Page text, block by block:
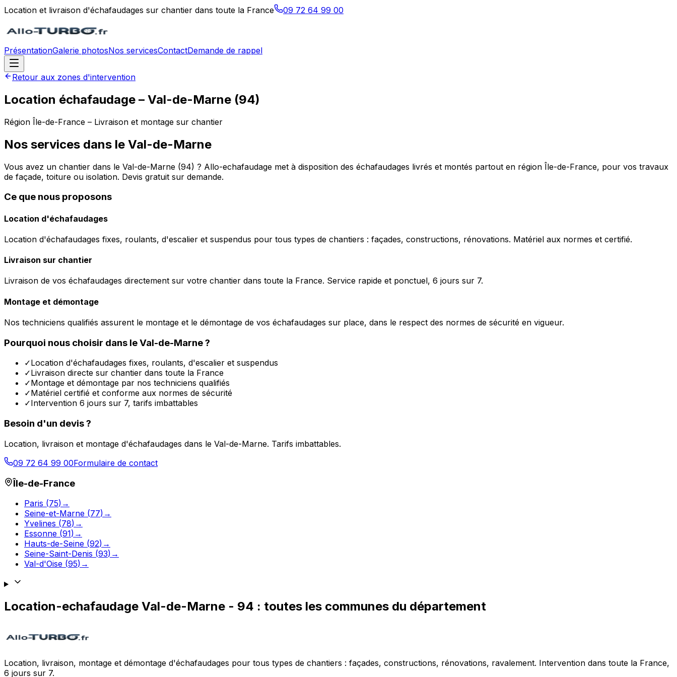
Location et livraison d'échafaudages sur chantier dans toute la France 09 72 64 99 00
PrésentationGalerie photosNos servicesContactDemande de rappel
Retour aux zones d'intervention
Location échafaudage – Val-de-Marne (94)
Région Île-de-France – Livraison et montage sur chantier
Nos services dans le Val-de-Marne
Vous avez un chantier dans le Val-de-Marne (94) ? Allo-echafaudage met à disposition des échafaudages livrés et montés partout en région Île-de-France, pour vos travaux
de façade, toiture ou isolation. Devis gratuit sur demande.
Ce que nous proposons
Location d'échafaudages
Location d'échafaudages fixes, roulants, d'escalier et suspendus pour tous types de chantiers : façades, constructions, rénovations. Matériel aux normes et certifié.
Livraison sur chantier
Livraison de vos échafaudages directement sur votre chantier dans toute la France. Service rapide et ponctuel, 6 jours sur 7.
Montage et démontage
Nos techniciens qualifiés assurent le montage et le démontage de vos échafaudages sur place, dans le respect des normes de sécurité en vigueur.
Pourquoi nous choisir dans leVal-de-Marne?
✓Location d'échafaudages fixes, roulants, d'escalier et suspendus
✓Livraison directe sur chantier dans toute la France
✓Montage et démontage par nos techniciens qualifiés
✓Matériel certifié et conforme aux normes de sécurité
✓Intervention 6 jours sur 7, tarifs imbattables
Besoin d'un devis ?
Location, livraison et montage d'échafaudages dans le Val-de-Marne. Tarifs imbattables.
09 72 64 99 00Formulaire de contact
Île-de-France
Paris (75) →
Seine-et-Marne (77) →
Yvelines (78) →
Essonne (91) →
Hauts-de-Seine (92) →
Seine-Saint-Denis (93) →
Val-d'Oise (95) →
Location-echafaudage Val-de-Marne - 94 : toutes les communes du département
Location, livraison, montage et démontage d'échafaudages pour tous types de chantiers : façades, constructions, rénovations, ravalement. Intervention dans toute la France,
6 jours sur 7.